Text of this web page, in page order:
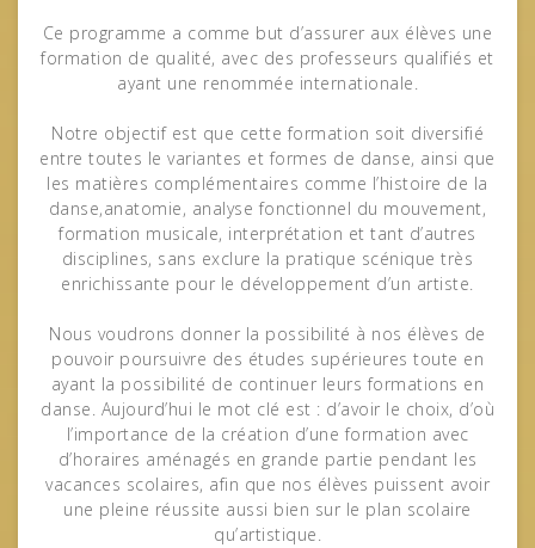
Ce programme a comme but d’assurer aux élèves une
formation de qualité, avec des professeurs qualifiés et
ayant une renommée internationale.
Notre objectif est que cette formation soit diversifié
entre toutes le variantes et formes de danse, ainsi que
les matières complémentaires comme l’histoire de la
danse,anatomie, analyse fonctionnel du mouvement,
formation musicale, interprétation et tant d’autres
disciplines, sans exclure la pratique scénique très
enrichissante pour le développement d’un artiste.
Nous voudrons donner la possibilité à nos élèves de
pouvoir poursuivre des études supérieures toute en
ayant la possibilité de continuer leurs formations en
danse. Aujourd’hui le mot clé est : d’avoir le choix, d’où
l’importance de la création d’une formation avec
d’horaires aménagés en grande partie pendant les
vacances scolaires, afin que nos élèves puissent avoir
une pleine réussite aussi bien sur le plan scolaire
qu’artistique.